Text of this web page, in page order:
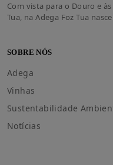
Com vista para o Douro e
Tua, na Adega Foz Tua
SOBRE NÓS
Adega
Vinhas
Sustentabilidade
Notícias